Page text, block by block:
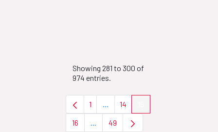
Showing 281 to 300 of
974 entries.
Page
1 ...Intermediate Pages Use TAB to
Page
14
Page
16 ...Intermediate Pages Use TAB to
Page
49